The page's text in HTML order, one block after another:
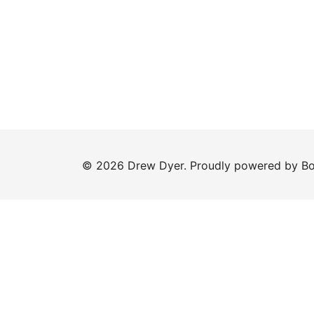
© 2026 Drew Dyer. Proudly powered by